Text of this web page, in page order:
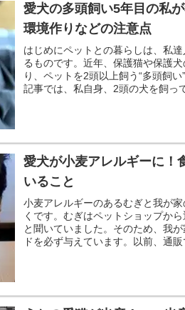
愛犬の多頭飼い5年目の私
環境作りなどの注意点
はじめにペットとの暮らしは、私
るものです。近年、保護猫や保護
り、ペットを2頭以上飼う“多頭飼
記事では、私自身、2頭の犬を飼っ
愛犬が小麦アレルギーに！
いること
小麦アレルギーのあるむぎと我が
くです。むぎはペットショップか
と聞いていました。そのため、我
ドを必ず与えています。以前、通